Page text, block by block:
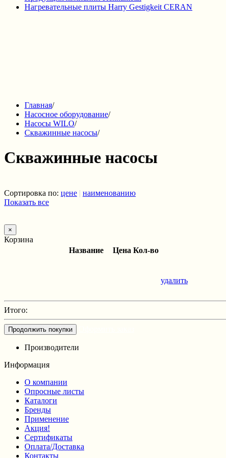
Нагревательные плиты Harry Gestigkeit CERAN
Главная/
Насосное оборудование/
Насосы WILO/
Скважинные насосы/
Скважинные насосы
Сортировка по: цене | наименованию
Показать все
×
Корзина
Название
Цена Кол-во
удалить
Итого:
Продолжить покупки
Производители
Информация
О компании
Опросные листы
Каталоги
Бренды
Применение
Акция!
Сертификаты
Оплата/Доставка
Контакты